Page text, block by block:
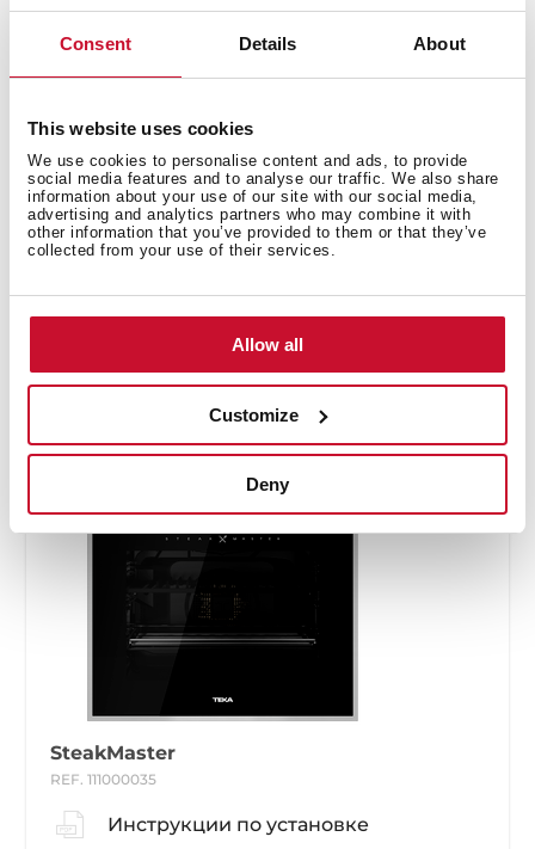
Consent Details About
This website uses cookies
We use cookies to personalise content and ads, to provide
social media features and to analyse our traffic. We also share
information about your use of our site with our social media,
advertising and analytics partners who may combine it with
other information that you’ve provided to them or that they’ve
collected from your use of their services.
Allow all
Customize
Deny
Руководство пользователя
Руководство по приготовлению
Технический чертёж
Изображения в высоком разрешении
Энергетическая наклейка
SteakMaster
REF. 111000035
Инструкции по установке